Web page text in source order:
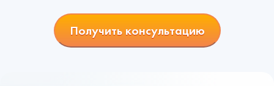
Получить консультацию